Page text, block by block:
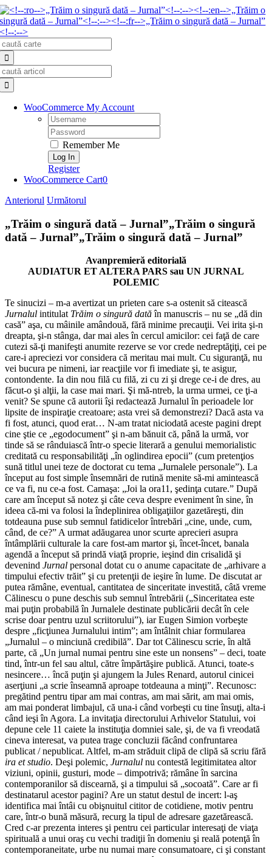
Skip
to
content
WooCommerce My Account
Username:
Password:
Remember Me
Register
WooCommerce Cart0
Anteriorul Următorul
„Trăim o singură dată – Jurnal”„Trăim o singură
dată – Jurnal”„Trăim o singură dată – Jurnal”
Avanpremieră editorială
AUDIATUR ET ALTERA PARS sau UN JURNAL
POLEMIC
Te sinucizi – m-a avertizat un prieten care s-a ostenit să citească
Jurnalul intitulat Trăim o singură datăîn manuscris – nu se „dă din
casă” aşa, cu mâinile amândouă, fără minime precauţii. Vei irita şi-n
dreapta, şi-n stânga, dar mai ales în cercul amicilor: cei faţă de care
cutezi să-ţi manifeşti anumite rezerve se vor crede nedreptăţiţi, cei pe
care-i apreciezi vor considera că meritau mai mult. Cu siguranţă, nu
vei bucura pe nimeni, iar reacţiile vor fi imediate şi, te asigur,
contondente. Ia din nou filă cu filă, zi cu zi şi drege ce-i de dres, au
făcut-o şi alţii, la case mai mari. Şi mă-ntreb, la urma urmei, ce ţi-a
venit? Se spune că autorii îşi redactează Jurnalul în perioadele lor
lipsite de inspiraţie creatoare; asta vrei să demonstrezi? Dacă asta va
fi fost, atunci, quod erat… N-am tratat niciodată aceste pagini drept
cine ştie ce „egodocument” şi n-am bănuit că, până la urmă, vor
tinde să se rânduiască într-o specie literară a genului memorialistic
creditată cu responsabilităţi „în oglindirea epocii” (cum pretenţios
sună titlul unei teze de doctorat cu tema „Jurnalele personale”). La
început au fost simple însemnări de rutină menite să-mi amintească
ce va fi, nu ce-a fost. Camaşa: „Joi la ora11, şedinţa cutare.” După
care am început să notez şi câte ceva despre eveniment în sine, în
ideea că-mi va folosi la îndeplinirea obligaţiilor gazetăreşti, din
totdeauna puse sub semnul fatidicelor întrebări „cine, unde, cum,
când, de ce?” A urmat adăugarea unor scurte aprecieri asupra
întâmplării culturale la care fost-am martor şi, încet-încet, banala
agendă a început să prindă viaţă proprie, ieşind din crisalidă şi
devenind Jurnal personal dotat cu o anume capacitate de „arhivare a
timpului efectiv trăit” şi cu pretenţii de ieşire în lume. De discutat ar
putea rămâne, eventual, cantitatea de sinceritate investită, câtă vreme
Călinescu o pune deschis sub semnul întrebării („Sinceritatea este
mai puţin probabilă în Jurnalele destinate publicării decât în cele
scrise doar pentru uzul scriitorului”), iar Eugen Simion vorbeşte
despre „ficţiunea Jurnalului intim”; am întâlnit chiar formularea
„Jurnalul – o minciună credibilă”. Dar tot Călinescu scrie, în altă
parte, că „Un jurnal numai pentru sine este un nonsens” – deci, toate
tind, într-un fel sau altul, către împărtăşire publică. Atunci, toate-s
nesincere… încă puţin şi ajungem la Jules Renard, autorul cinicei
aserţiuni „a scrie înseamnă aproape totdeauna a minţi”. Recunosc:
pregătind pentru tipar am mai contras, am mai sărit, am mai omis,
am mai ponderat limbajul, că una-i când vorbeşti cu tine însuţi, alta-i
când ieşi în Agora. La invitaţia directorului Arhivelor Statului, voi
depune cele 11 caiete la instituţia domniei sale, şi, de va fi vreodată
cineva interesat, va putea trage concluzii făcând confruntarea
publicat / nepublicat. Altfel, m-am străduit clipă de clipă să scriu fără
ira et studio. Deşi polemic, Jurnalul nu contestă legitimitatea altor
viziuni, opinii, gusturi, mode – dimpotrivă; rămâne în sarcina
contemporanilor să discearnă, şi a timpului să „socoată”. Care ar fi
destinatarul acestor pagini? Are un statut destul de incert: l-aş
identifica mai întâi cu obişnuitul cititor de cotidiene, motiv pentru
care, într-o bună măsură, recurg la tipul de adresare gazetărească.
Cred c-ar prezenta interes şi pentru cei particular interesaţi de viaţa
spirituală a unui oraş cu vechi tradiţii în domeniu şi reală potenţă în
contemporaneitate, urbe nu numai mare consumatoare, ci şi constant